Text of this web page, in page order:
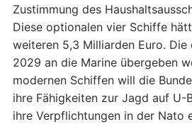
Zustimmung des
Diese optionalen vier Schiffe
weiteren 5,3 Milliarden Euro.
2029 an die Marine übergeben
modernen Schiffen will die
ihre Fähigkeiten zur Jagd auf U-
ihre Verpflichtungen in der Nato